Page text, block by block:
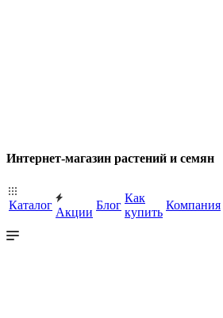
Интернет-магазин растений и семян
Каталог
Акции
Блог
Как
купить
Компания